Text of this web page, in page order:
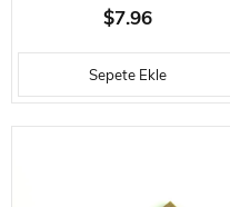
ÇITA- DARK BROWN SAPELLY-
2X7X1000 MM-10 ADET
$7.96
Sepete Ekle